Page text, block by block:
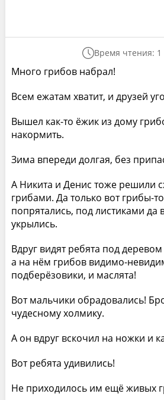
Время чтения:
Много грибов набрал!
Всем ежатам хватит, и друзей
Вышел как-то ёжик из дому
накормить.
Зима впереди долгая, без
А Никита и Денис тоже решили
грибами. Да только вот грибы-
попрятались, под листиками да
укрылись.
Вдруг видят ребята под
а на нём грибов видимо-
подберёзовики, и маслята!
Вот мальчики обрадовались!
чудесному холмику.
А он вдруг вскочил на ножки и
Вот ребята удивились!
Не приходилось им ещё живых